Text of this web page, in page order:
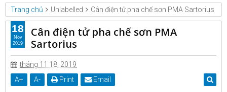
Trang chủ Unlabelled Cân điện tử pha chế sơn PMA Sartorius
Cân điện tử pha chế sơn PMA
Sartorius
tháng 11 18, 2019
A+ A- Print Email
18
Nov
2019